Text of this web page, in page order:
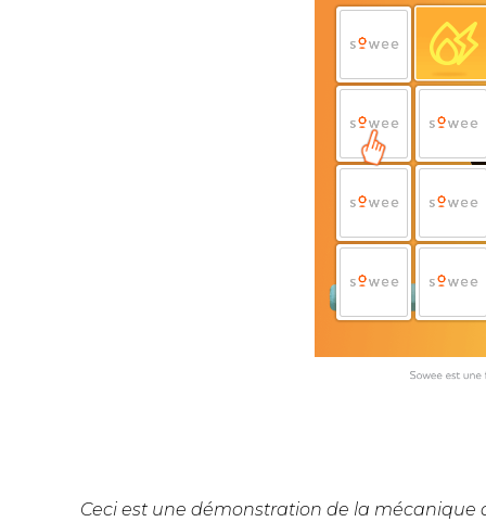
Ceci est une démonstration de la mécanique